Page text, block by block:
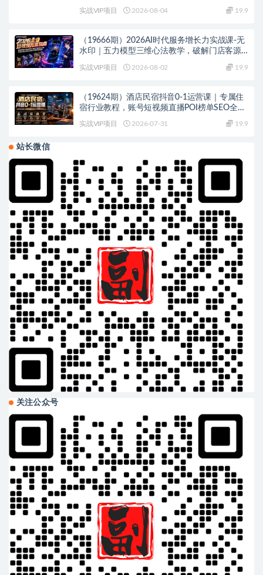
实战VIP项目 2026-08-04 19.9
（19666期）2026AI时代服务增长力实战课-无
水印｜五力模型三维心法教学，破解门店客源
实战VIP项目 2026-08-02 19.9
（19624期）酒店民宿抖音0-1运营课｜专属住
宿行业教程，账号短视频直播POI榜单SEO全流
实战VIP项目 2026-07-31 19.9
站长微信
关注公众号